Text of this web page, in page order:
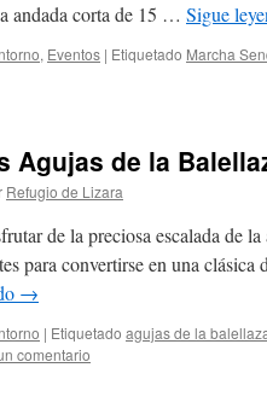
andada corta de 15 … Sigue
, Eventos | Etiquetado Marcha
Agujas de la
Refugio de Lizara
de la preciosa escalada de
para convertirse en una
→
| Etiquetado agujas de la
comentario